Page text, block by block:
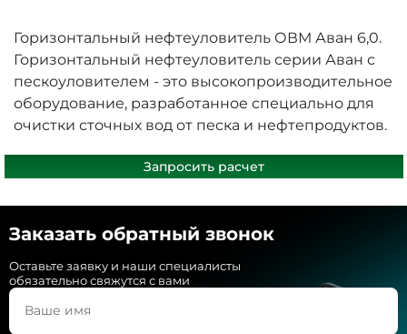
Горизонтальный нефтеуловитель ОВМ Аван 6,0.
Горизонтальный нефтеуловитель серии Аван с
пескоуловителем - это высокопроизводительное
оборудование, разработанное специально для
очистки сточных вод от песка и нефтепродуктов.
Запросить расчет
Заказать обратный звонок
Оставьте заявку и наши специалисты
обязательно свяжутся с вами